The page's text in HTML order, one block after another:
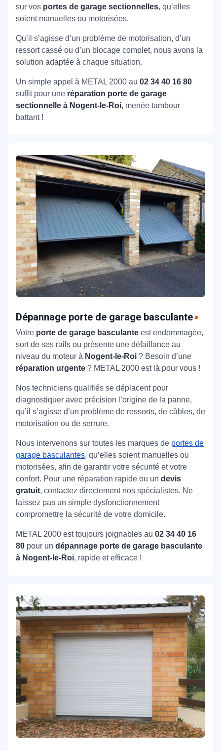
sur vos portes de garage sectionnelles, qu’elles
soient manuelles ou motorisées.
Qu’il s’agisse d’un problème de motorisation, d’un
ressort cassé ou d’un blocage complet, nous avons la
solution adaptée à chaque situation.
Un simple appel à METAL 2000 au 02 34 40 16 80
suffit pour une réparation porte de garage
sectionnelle à Nogent-le-Roi, menée tambour
battant !
Dépannage porte de garage basculante
Votre porte de garage basculante est endommagée,
sort de ses rails ou présente une défaillance au
niveau du moteur à Nogent-le-Roi ? Besoin d’une
réparation urgente ? METAL 2000 est là pour vous !
Nos techniciens qualifiés se déplacent pour
diagnostiquer avec précision l’origine de la panne,
qu’il s’agisse d’un problème de ressorts, de câbles, de
motorisation ou de serrure.
Nous intervenons sur toutes les marques de portes de
garage basculantes, qu’elles soient manuelles ou
motorisées, afin de garantir votre sécurité et votre
confort. Pour une réparation rapide ou un devis
gratuit, contactez directement nos spécialistes. Ne
laissez pas un simple dysfonctionnement
compromettre la sécurité de votre domicile.
METAL 2000 est toujours joignables au 02 34 40 16
80 pour un dépannage porte de garage basculante
à Nogent-le-Roi, rapide et efficace !